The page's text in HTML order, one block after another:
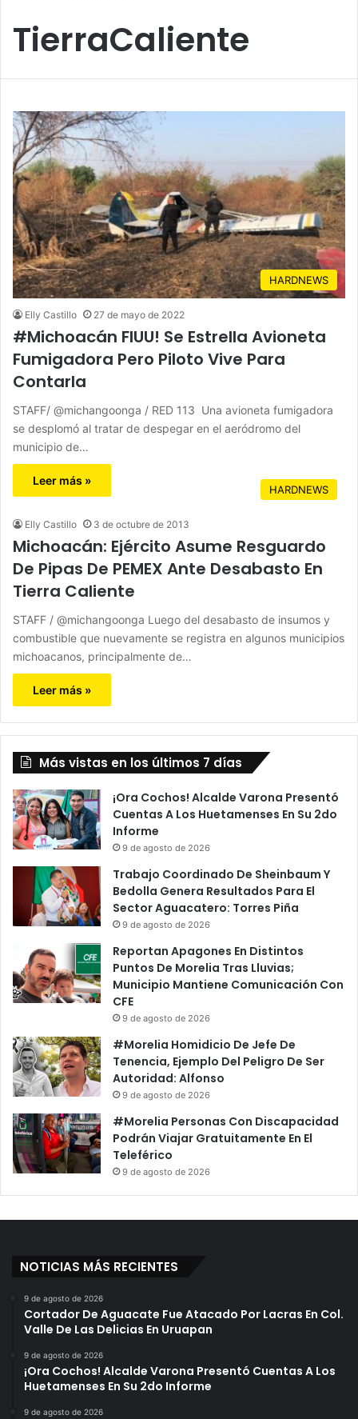
TierraCaliente
HARDNEWS
Elly Castillo 27 de mayo de 2022
#Michoacán FIUU! Se Estrella Avioneta
Fumigadora Pero Piloto Vive Para
Contarla
STAFF/ @michangoonga / RED 113 Una avioneta fumigadora
se desplomó al tratar de despegar en el aeródromo del
municipio de…
Leer más »
HARDNEWS
Elly Castillo 3 de octubre de 2013
Michoacán: Ejército Asume Resguardo
De Pipas De PEMEX Ante Desabasto En
Tierra Caliente
STAFF / @michangoonga Luego del desabasto de insumos y
combustible que nuevamente se registra en algunos municipios
michoacanos, principalmente de…
Leer más »
Más vistas en los últimos 7 días
¡Ora Cochos! Alcalde Varona Presentó
Cuentas A Los Huetamenses En Su 2do
Informe
9 de agosto de 2026
Trabajo Coordinado De Sheinbaum Y
Bedolla Genera Resultados Para El
Sector Aguacatero: Torres Piña
9 de agosto de 2026
Reportan Apagones En Distintos
Puntos De Morelia Tras Lluvias;
Municipio Mantiene Comunicación Con
CFE
9 de agosto de 2026
#Morelia Homidicio De Jefe De
Tenencia, Ejemplo Del Peligro De Ser
Autoridad: Alfonso
9 de agosto de 2026
#Morelia Personas Con Discapacidad
Podrán Viajar Gratuitamente En El
Teleférico
9 de agosto de 2026
NOTICIAS MÁS RECIENTES
9 de agosto de 2026
Cortador De Aguacate Fue Atacado Por Lacras En Col.
Valle De Las Delicias En Uruapan
9 de agosto de 2026
¡Ora Cochos! Alcalde Varona Presentó Cuentas A Los
Huetamenses En Su 2do Informe
9 de agosto de 2026